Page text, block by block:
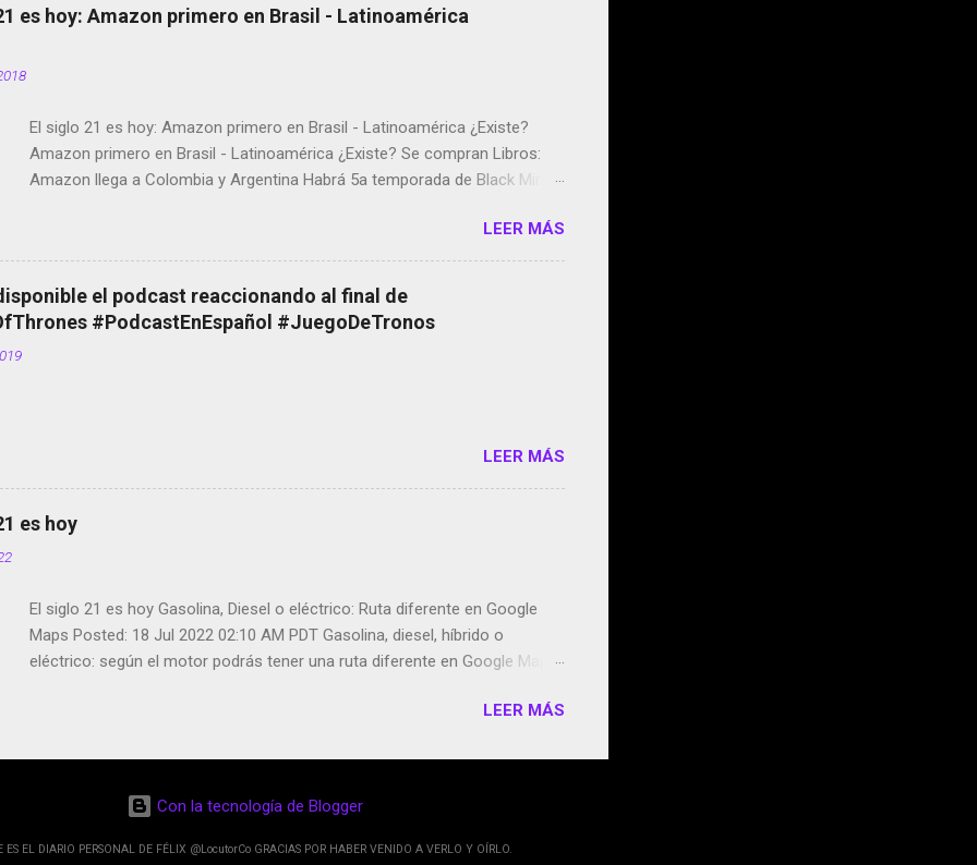
es hoy: Amazon primero en Brasil - Latinoamérica
El siglo 21 es hoy: Amazon primero en Brasil - Latinoamérica ¿Existe?
Amazon primero en Brasil - Latinoamérica ¿Existe? Se compran Libros:
Amazon llega a Colombia y Argentina Habrá 5a temporada de Black Mirror
copyright en Instagram Música y vídeo selfies en la red social Riddley
Scott saca a Kevin Spacey de su película Francisco regaña a los que usan
el smartphone en sus misas La serie de la Tierra Media GoBee - StartUp
de bicicletas de alquiler Stop Motion en Instagram Vodafone: me siento
tumbado. Amazon Music: Chingo yo, chingas tu... http://amzn.to/2z1UkPK
LEER MÁS
el podcast reaccionando al final de
#PodcastEnEspañol #JuegoDeTronos
LEER MÁS
es hoy
El siglo 21 es hoy Gasolina, Diesel o eléctrico: Ruta diferente en Google
Maps Posted: 18 Jul 2022 02:10 AM PDT Gasolina, diesel, híbrido o
eléctrico: según el motor podrás tener una ruta diferente en Google Maps.
de esos sentidos es lo que hacen los desarrolladores de Alphabet, la
Google Maps con lo que informamos los usuarios reseñas del lugares
indicaciones p...
LEER MÁS
Con la tecnología de Blogger
ES EL DIARIO PERSONAL DE FÉLIX @LocutorCo GRACIAS POR HABER VENIDO A VERLO Y OÍRLO.